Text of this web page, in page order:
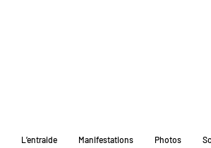
L’entraide Manifestations Photos